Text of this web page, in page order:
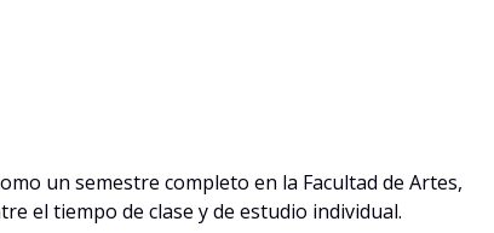
un semestre completo en la Facultad de Artes,
el tiempo de clase y de estudio individual.